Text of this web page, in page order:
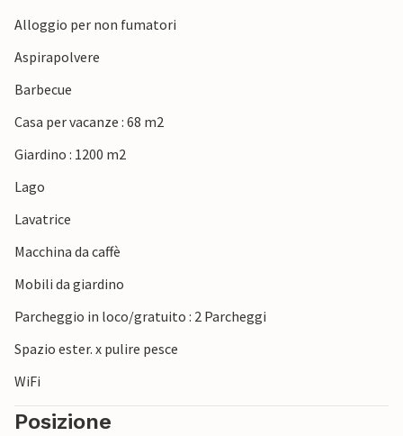
Alloggio per non fumatori
Aspirapolvere
Barbecue
Casa per vacanze : 68 m2
Giardino : 1200 m2
Lago
Lavatrice
Macchina da caffè
Mobili da giardino
Parcheggio in loco/gratuito : 2 Parcheggi
Spazio ester. x pulire pesce
WiFi
Posizione